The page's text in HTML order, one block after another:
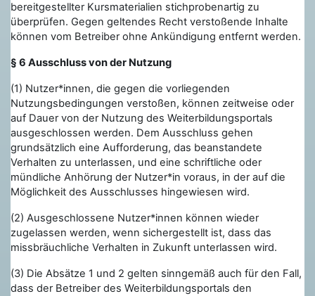
bereitgestellter Kursmaterialien stichprobenartig zu
überprüfen. Gegen geltendes Recht verstoßende Inhalte
können vom Betreiber ohne Ankündigung entfernt werden.
§ 6 Ausschluss von der Nutzung
(1) Nutzer*innen, die gegen die vorliegenden
Nutzungsbedingungen verstoßen, können zeitweise oder
auf Dauer von der Nutzung des Weiterbildungsportals
ausgeschlossen werden. Dem Ausschluss gehen
grundsätzlich eine Aufforderung, das beanstandete
Verhalten zu unterlassen, und eine schriftliche oder
mündliche Anhörung der Nutzer*in voraus, in der auf die
Möglichkeit des Ausschlusses hingewiesen wird.
(2) Ausgeschlossene Nutzer*innen können wieder
zugelassen werden, wenn sichergestellt ist, dass das
missbräuchliche Verhalten in Zukunft unterlassen wird.
(3) Die Absätze 1 und 2 gelten sinngemäß auch für den Fall,
dass der Betreiber des Weiterbildungsportals den